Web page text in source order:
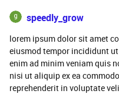
speedly_grow
lorem ipsum dolor sit amet
eiusmod tempor incididunt
enim ad minim veniam quis
nisi ut aliquip ex ea
reprehenderit in voluptate